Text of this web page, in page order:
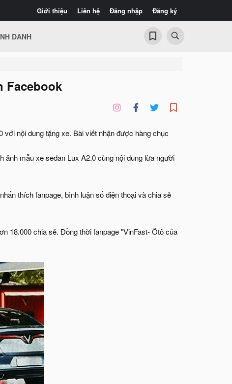
Giới thiệu Liên hệ Đăng nhập Đăng ký
DANH
Facebook
với nội dung tặng xe. Bài viết nhận được hàng chục
ảnh mẫu xe sedan Lux A2.0 cùng nội dung lừa người
thích fanpage, bình luận số điện thoại và chia sẻ
18.000 chia sẻ. Đồng thời fanpage "VinFast- Ôtô của